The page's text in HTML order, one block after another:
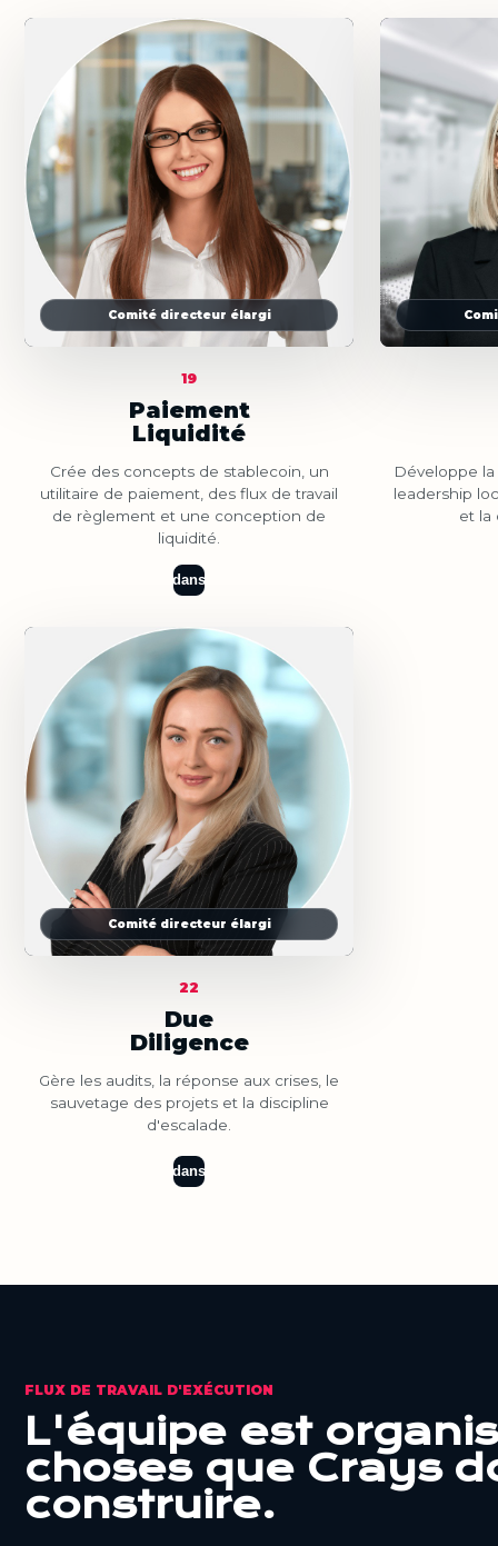
Comité directeur élargi
19
Paiement
Liquidité
Crée des concepts de stablecoin, un
utilitaire de paiement, des flux de travail
de règlement et une conception de
liquidité.
dans
Développe
leadership
et la
Comité directeur élargi
22
Due
Diligence
Gère les audits, la réponse aux crises, le
sauvetage des projets et la discipline
d'escalade.
dans
FLUX DE TRAVAIL D'EXÉCUTION
L'équipe est
choses que Crays
construire.